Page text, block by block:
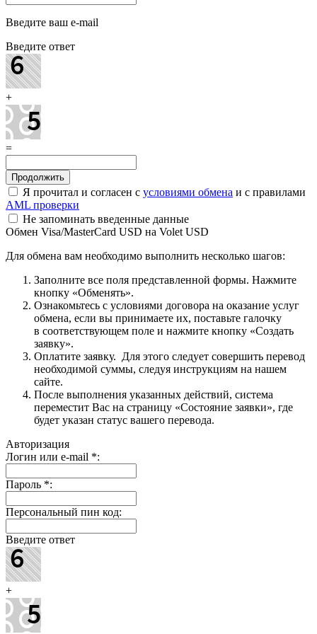
Введите ваш e-mail
Введите ответ
+
=
Я прочитал и согласен с условиями обмена и с правилами
AML проверки
Не запоминать введенные данные
Обмен Visa/MasterCard USD на Volet USD
Для обмена вам необходимо выполнить несколько шагов:
Заполните все поля представленной формы. Нажмите
кнопку «Обменять».
Ознакомьтесь с условиями договора на оказание услуг
обмена, если вы принимаете их, поставьте галочку
в соответствующем поле и нажмите кнопку «Создать
заявку».
Оплатите заявку. Для этого следует совершить перевод
необходимой суммы, следуя инструкциям на нашем
сайте.
После выполнения указанных действий, система
переместит Вас на страницу «Состояние заявки», где
будет указан статус вашего перевода.
Авторизация
Логин или e-mail *:
Пароль *:
Персональный пин код:
Введите ответ
+